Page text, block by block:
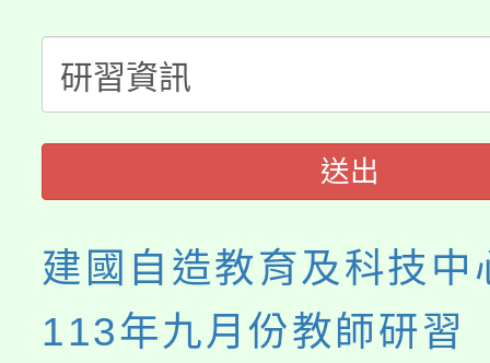
半價優惠，詳情可洽有
者。
份教師增能研習
大溪自造教育及科技中
份教師研習
淨零綠生活教案入校路
會
115年食農教育專業人
程
送出
建國自造教育及科技中
113年九月份教師研習